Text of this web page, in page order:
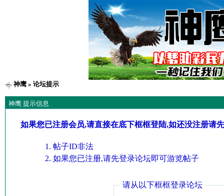
神鹰» 论坛提示
神鹰 提示信息
如果您已注册会员,请直接在底下框框登陆,如还没注册请
帖子ID非法
如果您已注册,请先登录论坛即可游览帖子
请从以下框框登录论坛